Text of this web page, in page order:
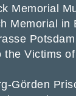
Memorial
Memorial in
the Victims
Görden